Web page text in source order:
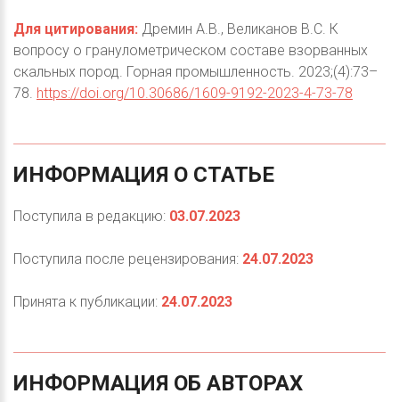
Для цитирования: Дремин А.В., Великанов В.С. К
вопросу о гранулометрическом составе взорванных
скальных пород. Горная промышленность. 2023;(4):73–
78. https://doi.org/10.30686/1609-9192-2023-4-73-78
ИНФОРМАЦИЯ О СТАТЬЕ
Поступила в редакцию: 03.07.2023
Поступила после рецензирования: 24.07.2023
Принята к публикации: 24.07.2023
ИНФОРМАЦИЯ ОБ АВТОРАХ